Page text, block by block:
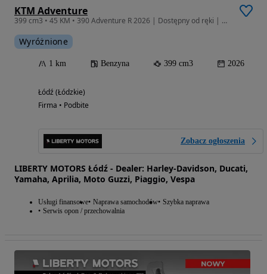
KTM Adventure
399 cm3 • 45 KM • 390 Adventure R 2026 | Dostępny od ręki | Leasing 102,9% | ŁÓDŹ
Wyróżnione
1 km Benzyna 399 cm3 2026
Łódź (Łódzkie)
Firma • Podbite
Zobacz ogłoszenia
LIBERTY MOTORS Łódź - Dealer: Harley-Davidson, Ducati,
Yamaha, Aprilia, Moto Guzzi, Piaggio, Vespa
Usługi finansowe Naprawa samochodów Szybka naprawa
Serwis opon / przechowalnia